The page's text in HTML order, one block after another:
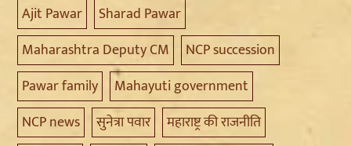
Ajit Pawar
Sharad Pawar
Maharashtra Deputy CM
NCP succession
Pawar family
Mahayuti government
NCP news
सुनेत्रा पवार
महाराष्ट्र की राजनीति